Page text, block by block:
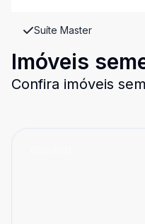
Suíte Master
Imóveis
Confira imóveis